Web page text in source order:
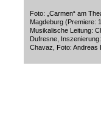
Foto: „Carmen“ am
Magdeburg (Premiere:
Musikalische Leitung:
Dufresne,
Chavaz, Foto: Andreas